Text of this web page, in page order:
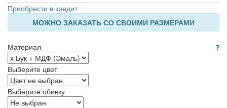
Приобрести в кредит
МОЖНО ЗАКАЗАТЬ СО СВОИМИ РАЗМЕРАМИ
Материал
Выберите цвет
Выберите обивку